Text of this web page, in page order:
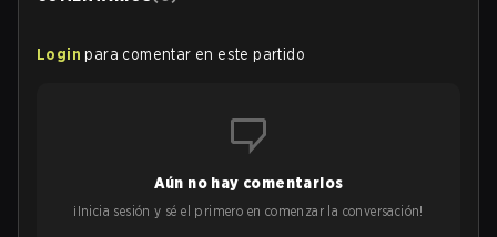
Login para comentar en este partido
Aún no hay comentarios
¡Inicia sesión y sé el primero en comenzar la conversación!